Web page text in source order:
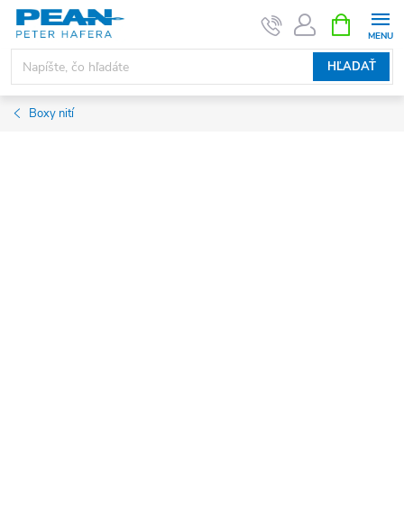
Prejsť
obsah
HĽADAŤ
KOŠÍK
Boxy nití